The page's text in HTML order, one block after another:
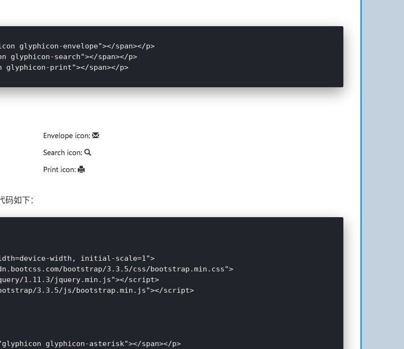
glyphicon-envelope"></span></p>
glyphicon-search"></span></p>
如下：
width, initial-scale=1">
bootstrap/3.3.5/css/bootstrap.min.css">
1.11.3/jquery.min.js"></script>
3.3.5/js/bootstrap.min.js"></script>
glyphicon-asterisk"></span></p>